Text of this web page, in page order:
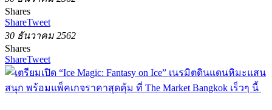
Shares
ShareTweet
30 ธันวาคม 2562
Shares
ShareTweet